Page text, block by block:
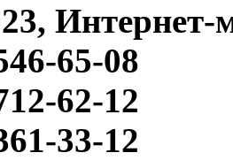
65-08
62-12
33-12